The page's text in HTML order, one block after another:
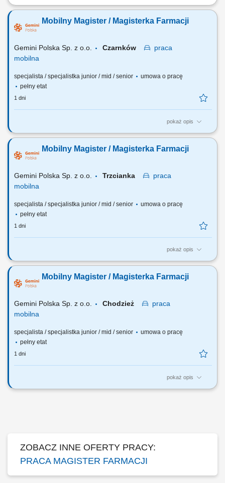
Twoje zadania: Bieżąca pomoc i doradztwo dla pacjentów apteki;
recepturze aptecznej; Nadzór nad dostępnością i terminami ważności
asortymentu w magazynie;
Mobilny Magister / Magisterka Farmacji
Gemini Polska Sp. z o.o. Czarnków
praca
mobilna
specjalista / specjalistka junior / mid / senior
umowa o pracę
pełny etat
1 dni
pokaż opis
Czego możesz się spodziewać? dynamiki pracy – z jednej strony
to Ty jesteś ekspertem – wierzymy w Twoją fachową wiedzę, dlatego
każdemu Pacjentowi możesz poświęcić tyle czasu, ile potrzebujesz i to
Mobilny Magister / Magisterka Farmacji
Gemini Polska Sp. z o.o. Trzcianka
praca
mobilna
specjalista / specjalistka junior / mid / senior
umowa o pracę
pełny etat
1 dni
pokaż opis
Czego możesz się spodziewać? dynamiki pracy – z jednej strony
to Ty jesteś ekspertem – wierzymy w Twoją fachową wiedzę, dlatego
każdemu Pacjentowi możesz poświęcić tyle czasu, ile potrzebujesz i to
Mobilny Magister / Magisterka Farmacji
Gemini Polska Sp. z o.o. Chodzież
praca
mobilna
specjalista / specjalistka junior / mid / senior
umowa o pracę
pełny etat
1 dni
pokaż opis
Czego możesz się spodziewać? dynamiki pracy – z jednej strony
ZOBACZ INNE OFERTY PRACY:
PRACA MAGISTER FARMACJI